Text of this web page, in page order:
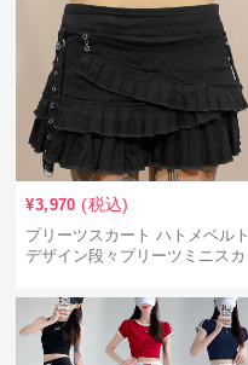
¥3,970 (税込)
プリーツスカート ハトメベルト
デザイン段々プリーツミニスカ